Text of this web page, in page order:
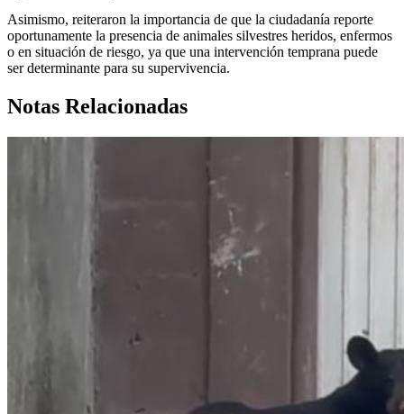
Asimismo, reiteraron la importancia de que la ciudadanía reporte
oportunamente la presencia de animales silvestres heridos, enfermos
o en situación de riesgo, ya que una intervención temprana puede
ser determinante para su supervivencia.
Notas Relacionadas